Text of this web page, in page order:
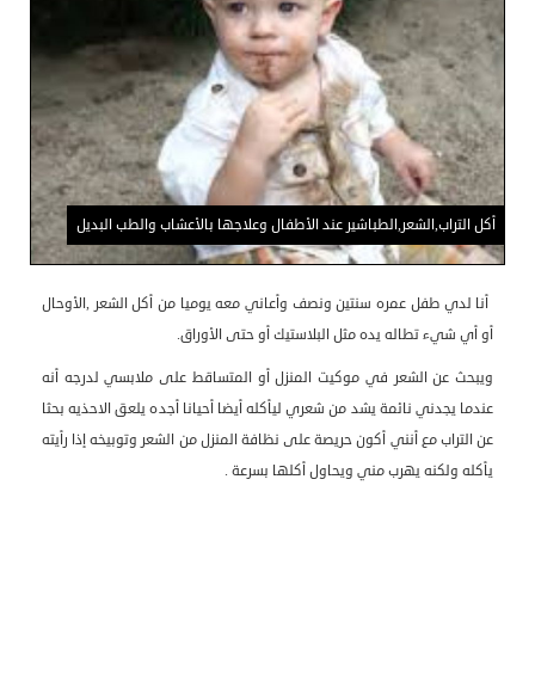
أكل التراب,الشعر,الطباشير عند الأطفال وعلاجها بالأعشاب والطب البديل
أنا لدي طفل عمره سنتين ونصف وأعاني معه يوميا من أكل الشعر ,الأوحال
أو أي شيء تطاله يده مثل البلاستيك أو حتى الأوراق.
ويبحث عن الشعر في موكيت المنزل أو المتساقط على ملابسي لدرجه أنه
عندما يجدني نائمة يشد من شعري ليأكله أيضا أحيانا أجده يلعق الاحذيه بحثا
عن التراب مع أنني أكون حريصة على نظافة المنزل من الشعر وتوبيخه إذا رأيته
يأكله ولكنه يهرب مني ويحاول أكلها بسرعة .